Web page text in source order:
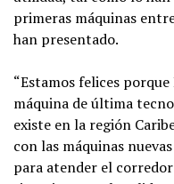
primeras máquinas
han presentado.
“Estamos felices
máquina de última
existe en la región
con las máquinas
para atender el